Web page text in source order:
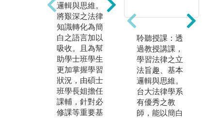
邏輯與思維。
將艱深之法律
知識轉化為簡
白之語言加以
吸收。且為幫
助學士班學生
更加掌握學習
狀況，由碩士
班學長姐擔任
課輔，針對必
修課等重要基
其內涵，補充
授課時無法詳
細說明之內
容。
圖解:法律系期
刊教材閱覽及
自修室
版權:成大法律
系
聆聽授課：透
過教授講課，
學習法律之立
法旨趣、基本
邏輯與思維。
台大法律學系
有優秀之教
師，能以簡白